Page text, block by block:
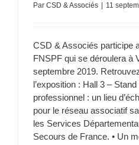
Par CSD & Associés | 11
CSD & Associés participe
FNSPF qui se déroulera à
septembre 2019.
l’exposition : Hall 3 –
professionnel : un lieu
pour le réseau associatif
les Services
Secours de France. • Un